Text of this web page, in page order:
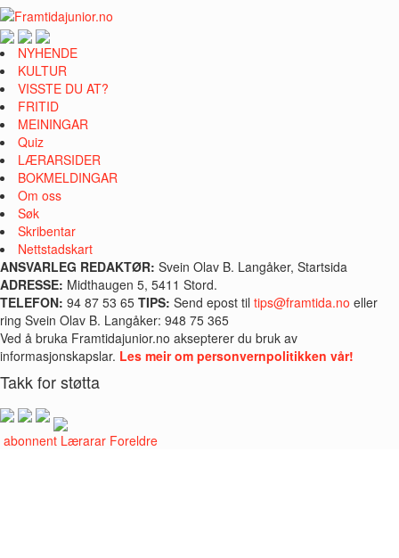
NYHENDE
KULTUR
VISSTE DU AT?
FRITID
MEININGAR
Quiz
LÆRARSIDER
BOKMELDINGAR
Om oss
Søk
Skribentar
Nettstadskart
ANSVARLEG REDAKTØR: Svein Olav B. Langåker, Startsida
ADRESSE: Midthaugen 5, 5411 Stord.
TELEFON: 94 87 53 65 TIPS: Send epost til tips@framtida.no eller
ring Svein Olav B. Langåker: 948 75 365
Ved å bruka Framtidajunior.no aksepterer du bruk av
informasjonskapslar. Les meir om personvernpolitikken vår!
Takk for støtta
abonnent Lærarar Foreldre